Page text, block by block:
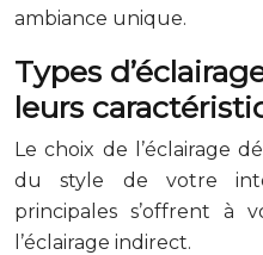
ambiance unique.
Types
leurs
Le choix de l’éclairage
du style de votre
principales s’offrent à
l’éclairage indirect.